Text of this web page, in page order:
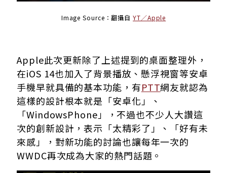
Image Source：翻攝自YT／Apple
Apple此次更新除了上述提到的桌面整理外，
在iOS 14也加入了背景播放、懸浮視窗等安卓
手機早就具備的基本功能，有PTT網友就認為
這樣的設計根本就是「安卓化」、
「WindowsPhone」，不過也不少人大讚這
次的創新設計，表示「太精彩了」、「好有未
來感」，對新功能的討論也讓每年一次的
WWDC再次成為大家的熱門話題。